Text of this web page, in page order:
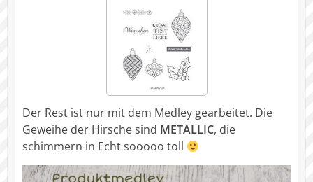
Der Rest ist nur mit dem Medley gearbeitet. Die
Geweihe der Hirsche sind METALLIC, die
schimmern in Echt sooooo toll